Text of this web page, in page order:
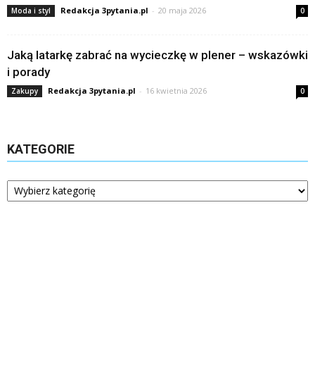
Moda i styl Redakcja 3pytania.pl - 20 maja 2026 0
Jaką latarkę zabrać na wycieczkę w plener – wskazówki
i porady
Zakupy Redakcja 3pytania.pl - 16 kwietnia 2026 0
KATEGORIE
Kategorie